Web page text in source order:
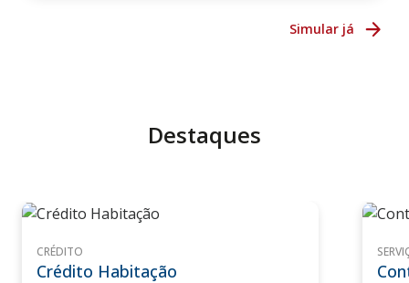
Simular já
Destaques
CRÉDITO
Crédito Habitação